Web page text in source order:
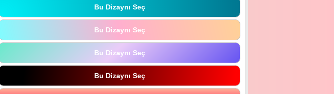
Bu Dizaynı Seç
Bu Dizaynı Seç
Bu Dizaynı Seç
Bu Dizaynı Seç